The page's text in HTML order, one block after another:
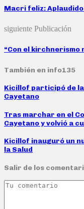
Macri feliz:
siguiente Publicación
“Con el kirchnerismo
También en info135
Kicillof participó de
Cayetano
Tras marchar en el
Cayetano y volvió a
Kicillof inauguró un
la Salud
Salir de los